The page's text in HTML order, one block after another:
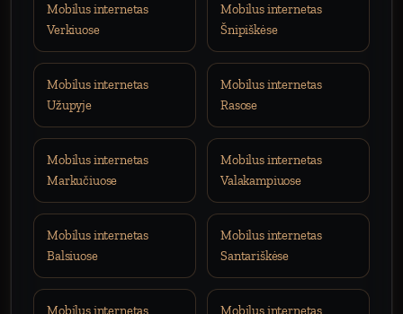
Mobilus internetas
Verkiuose
Mobilus internetas
Šnipiškėse
Mobilus internetas
Užupyje
Mobilus internetas
Rasose
Mobilus internetas
Markučiuose
Mobilus internetas
Valakampiuose
Mobilus internetas
Balsiuose
Mobilus internetas
Santariškėse
Mobilus internetas Mobilus internetas